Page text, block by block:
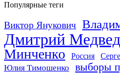
Популярные теги
Виктор Янукович
Дмитрий
Минченко
Россия
Юлия Тимошенко выборы